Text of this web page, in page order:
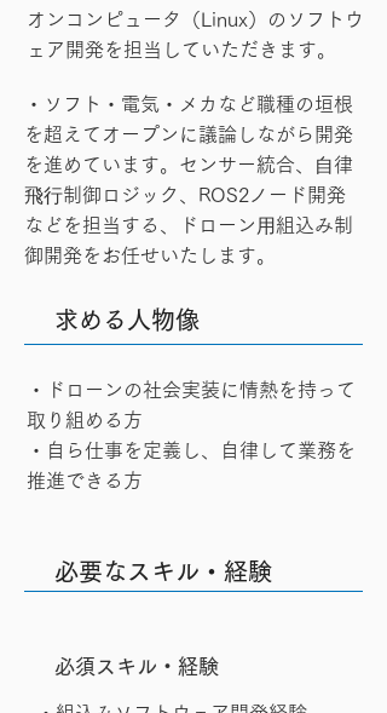
オンコンピュータ（Linux）のソフトウ
ェア開発を担当していただきます。
・ソフト・電気・メカなど職種の垣根
を超えてオープンに議論しながら開発
を進めています。センサー統合、⾃律
⾶⾏制御ロジック、ROS2ノード開発
などを担当する、ドローン⽤組込み制
御開発をお任せいたします。
求める人物像
・ドローンの社会実装に情熱を持って
取り組める方
・自ら仕事を定義し、自律して業務を
推進できる方
必要なスキル・経験
​必須スキル・経験